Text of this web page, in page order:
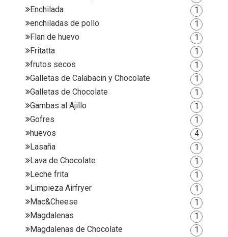
Enchilada
1
enchiladas de pollo
1
Flan de huevo
1
Fritatta
1
frutos secos
1
Galletas de Calabacin y Chocolate
1
Galletas de Chocolate
1
Gambas al Ajillo
1
Gofres
1
huevos
4
Lasaña
1
Lava de Chocolate
1
Leche frita
1
Limpieza Airfryer
1
Mac&Cheese
1
Magdalenas
1
Magdalenas de Chocolate
1